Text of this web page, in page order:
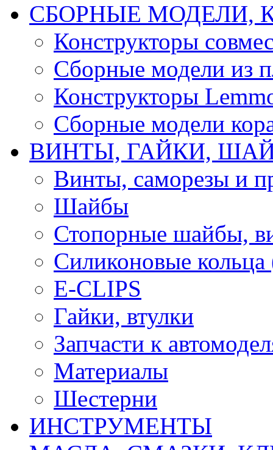
CБОРНЫЕ МОДЕЛИ,
Конструкторы
Сборные модели из
Конструкторы
Сборные модели
ВИНТЫ, ГАЙКИ,
Винты, саморезы и
Шайбы
Стопорные шайбы,
Силиконовые
E-CLIPS
Гайки, втулки
Запчасти к
Материалы
Шестерни
ИНСТРУМЕНТЫ